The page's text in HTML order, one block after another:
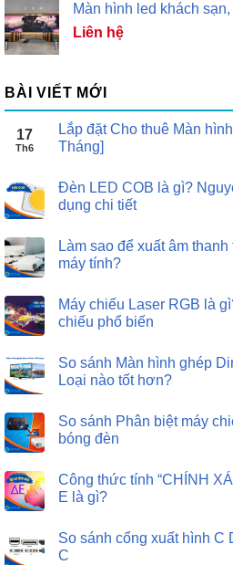
Màn hình led khách
Liên hệ
BÀI VIẾT MỚI
17
Th6
Lắp đặt Cho thuê Màn
Tháng]
Đèn LED COB là gì?
dụng chi tiết
Làm sao để xuất âm
máy tính?
Máy chiếu Laser RGB là
chiếu phổ biến
So sánh Màn hình ghép
Loại nào tốt hơn?
So sánh Phân biệt máy
bóng đèn
Công thức tính “CHÍNH
E là gì?
So sánh cổng xuất hình C
C